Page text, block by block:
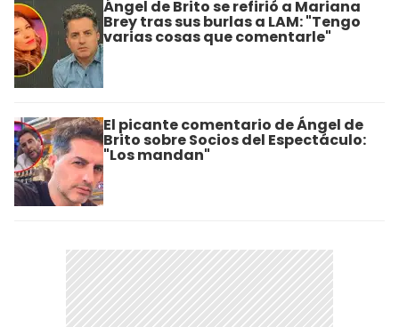
Ángel de Brito se refirió a Mariana
Brey tras sus burlas a LAM: "Tengo
varias cosas que comentarle"
El picante comentario de Ángel de
Brito sobre Socios del Espectáculo:
"Los mandan"